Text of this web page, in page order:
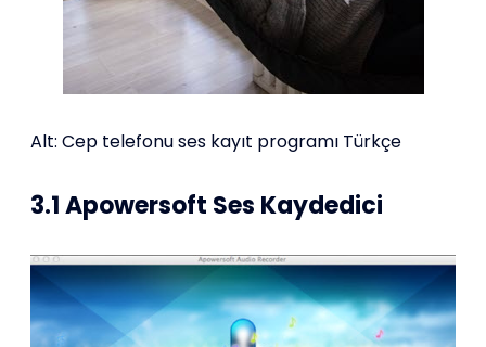
Alt: Cep telefonu ses kayıt programı Türkçe
3.1 Apowersoft Ses Kaydedici